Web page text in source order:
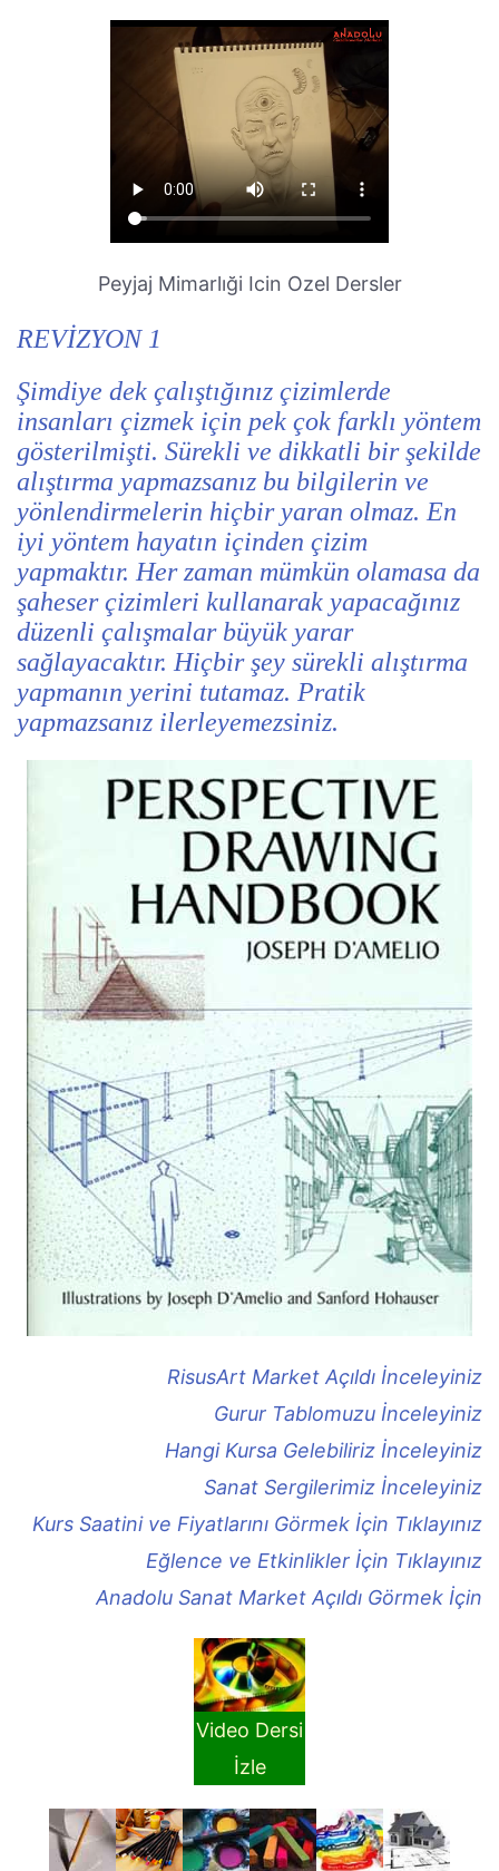
Peyjaj Mimarlıği Icin Ozel Dersler
REVİZYON 1
Şimdiye dek çalıştığınız çizimlerde
insanları çizmek için pek çok farklı yöntem
gösterilmişti. Sürekli ve dikkatli bir şekilde
alıştırma yapmazsanız bu bilgilerin ve
yönlendirmelerin hiçbir yaran olmaz. En
iyi yöntem hayatın içinden çizim
yapmaktır. Her zaman mümkün olamasa da
şaheser çizimleri kullanarak yapacağınız
düzenli çalışmalar büyük yarar
sağlayacaktır. Hiçbir şey sürekli alıştırma
yapmanın yerini tutamaz. Pratik
yapmazsanız ilerleyemezsiniz.
RisusArt Market Açıldı İnceleyiniz
Gurur Tablomuzu İnceleyiniz
Hangi Kursa Gelebiliriz İnceleyiniz
Sanat Sergilerimiz İnceleyiniz
Kurs Saatini ve Fiyatlarını Görmek İçin Tıklayınız
Eğlence ve Etkinlikler İçin Tıklayınız
Anadolu Sanat Market Açıldı Görmek İçin
Video Dersi
İzle